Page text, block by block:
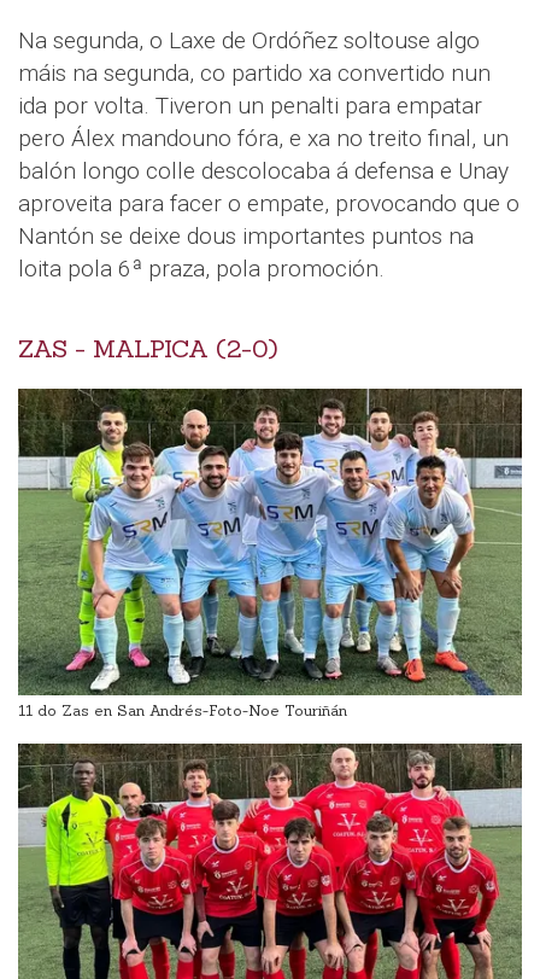
Na segunda, o Laxe de Ordóñez soltouse algo
máis na segunda, co partido xa convertido nun
ida por volta. Tiveron un penalti para empatar
pero Álex mandouno fóra, e xa no treito final, un
balón longo colle descolocaba á defensa e Unay
aproveita para facer o empate, provocando que o
Nantón se deixe dous importantes puntos na
loita pola 6ª praza, pola promoción.
ZAS - MALPICA (2-0)
11 do Zas en San Andrés-Foto-Noe Touriñán